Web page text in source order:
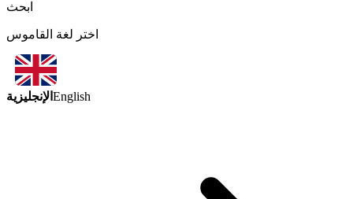
ابحث
اختر لغة القاموس
الإنجليزية English